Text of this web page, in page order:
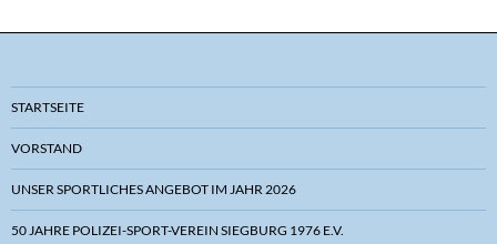
STARTSEITE
VORSTAND
UNSER SPORTLICHES ANGEBOT IM JAHR 2026
50 JAHRE POLIZEI-SPORT-VEREIN SIEGBURG 1976 E.V.